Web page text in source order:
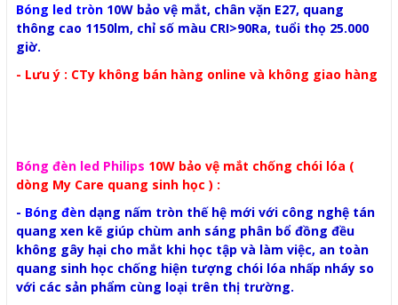
Bóng led tròn 10W bảo vệ mắt, chân vặn E27, quang
thông cao 1150lm, chỉ số màu CRI>90Ra, tuổi thọ 25.000
giờ.
- Lưu ý : CTy không bán hàng online và không giao hàng
Bóng đèn led Philips 10W bảo vệ mắt chống chói lóa (
dòng My Care quang sinh học ) :
- Bóng đèn dạng nấm tròn thế hệ mới với công nghệ tán
quang xen kẽ giúp chùm anh sáng phân bổ đồng đều
không gây hại cho mắt khi học tập và làm việc, an toàn
quang sinh học chống hiện tượng chói lóa nhấp nháy so
với các sản phẩm cùng loại trên thị trường.